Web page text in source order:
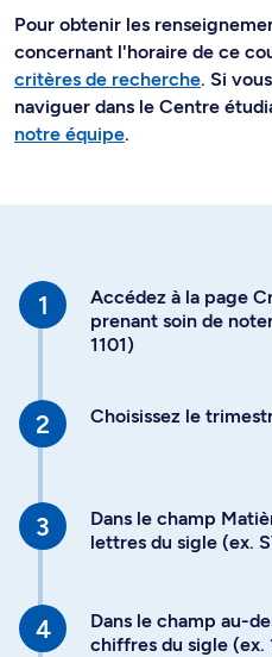
Pour obtenir les
concernant l'horaire de ce
critères de recherche. Si
naviguer dans le Centre
notre équipe.
Accédez à la page
prenant soin de
1101)
Choisissez le
Dans le champ
lettres du sigle (ex.
Dans le champ au-
chiffres du sigle (ex.